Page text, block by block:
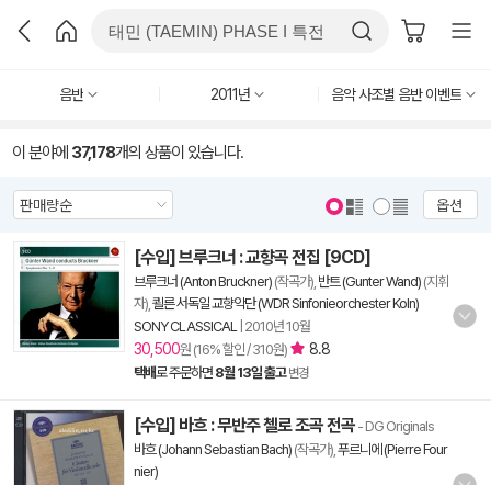
음반 2011년 음악 사조별 음반 이벤트
이 분야에 37,178개의 상품이 있습니다.
옵션
[수입] 브루크너 : 교향곡 전집 [9CD]
브루크너 (Anton Bruckner) (작곡가), 반트 (Gunter Wand) (지휘
자), 쾰른 서독일 교향악단 (WDR Sinfonieorchester Koln)
SONY CLASSICAL| 2010년 10월
30,500원 (16% 할인 / 310원) 8.8
택배로 주문하면 8월 13일 출고 변경
[수입] 바흐 : 무반주 첼로 조곡 전곡 - DG Originals
바흐 (Johann Sebastian Bach) (작곡가), 푸르니에 (Pierre Four
nier)